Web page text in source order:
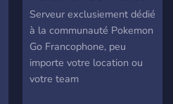
recherches et les
estimations. - Un système
de niveaux et de boutique
avec des grades
(cosmétiques) pour
Serveur exclusiement dédié
à la communauté Pokemon
Go Francophone, peu
importe votre location ou
votre team